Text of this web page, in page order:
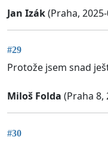
Jan Izák(Praha,
#29
Protože jsem snad
Miloš Folda (Praha 8,
#30